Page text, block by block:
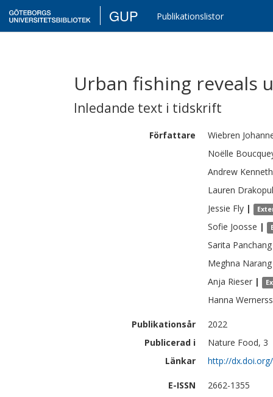
GUP Publikationslistor
Urban fishing reveals
Inledande text i tidskrift
Författare
Wiebren
Noëlle
Andrew Kenneth
Lauren
Jessie Fly |
Sofie Joosse |
Sarita Panchang
Meghna Narang
Anja Rieser |
Hanna
Publikationsår
2022
Publicerad i
Nature Food, 3
Länkar
http://
E-ISSN
2662-1355